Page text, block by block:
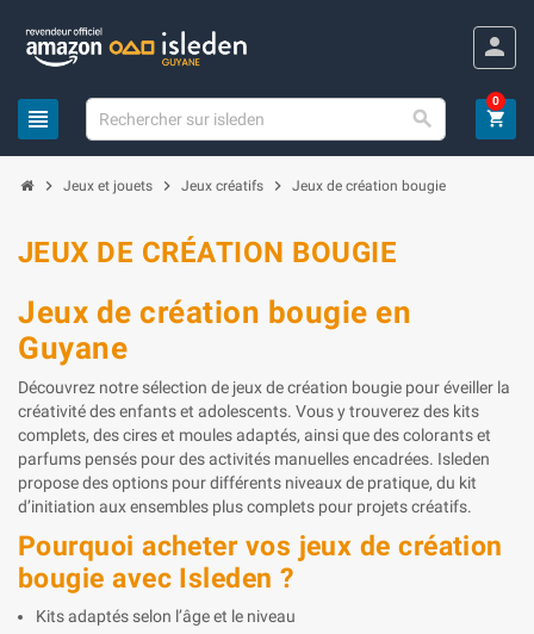
person
view_headline  shopping_cart
0
chevron_right Jeux et jouets chevron_right Jeux créatifs chevron_right Jeux de création bougie
JEUX DE CRÉATION BOUGIE
Jeux de création bougie en
Guyane
Découvrez notre sélection de jeux de création bougie pour éveiller la
créativité des enfants et adolescents. Vous y trouverez des kits
complets, des cires et moules adaptés, ainsi que des colorants et
parfums pensés pour des activités manuelles encadrées. Isleden
propose des options pour différents niveaux de pratique, du kit
d’initiation aux ensembles plus complets pour projets créatifs.
Pourquoi acheter vos jeux de création
bougie avec Isleden ?
Kits adaptés selon l’âge et le niveau